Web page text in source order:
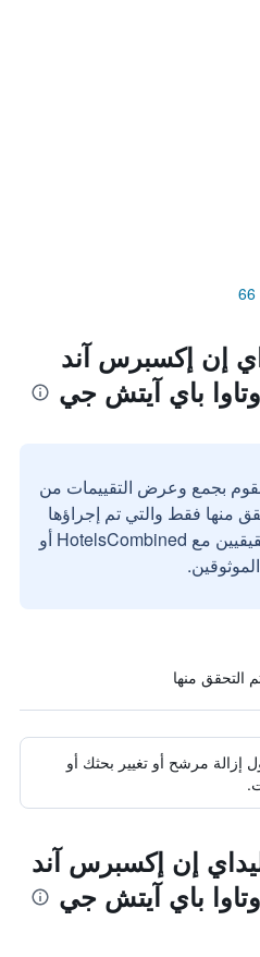
إن إكسبرس آند
باي آيتش جي
بجمع وعرض التقييمات من
منها فقط والتي تم إجراؤها
بواسطة مستخدمين حقيقيين مع HotelsCombined أو
إزالة مرشح أو تغيير بحثك أو
إن إكسبرس آند
باي آيتش جي